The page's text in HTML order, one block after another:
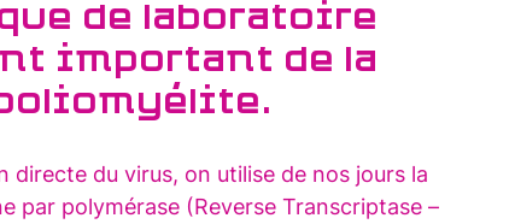
de laboratoire
important de la
du virus, on utilise de nos jours la
par polymérase (Reverse Transcriptase –